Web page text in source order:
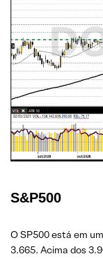
S&P500
O SP500 está em
3.665. Acima dos